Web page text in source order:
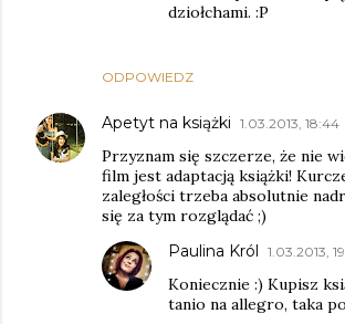
ODPOWIEDZ
dziołchami. :P
Apetyt na książki 1.03.2013, 18:44
Przyznam się szczerze, że nie
film jest adaptacją książki!
zaległości trzeba absolutnie
się za tym rozglądać ;)
Paulina Król 1.03.2013,
Koniecznie :) Kupisz
tanio na allegro, taka